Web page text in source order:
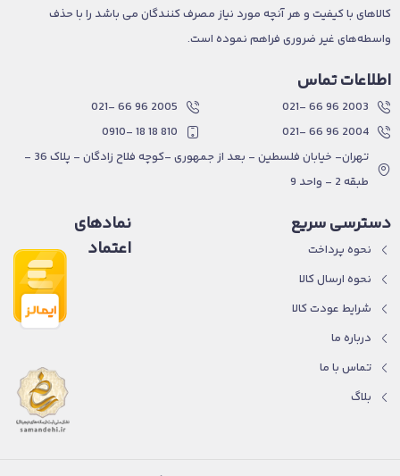
کالاهای با کیفیت و هر آنچه مورد نیاز مصرف کنندگان می باشد را با حذف
واسطه‌های غیر ضروری فراهم نموده است.
اطلاعات تماس
2003 96 66 -021
2004 96 66 -021
2005 96 66 -021
810 18 18 -0910
تهران- خیابان فلسطین - بعد از جمهوری -کوچه فلاح زادگان - پلاک 36 -
طبقه 2 - واحد 9
دسترسی سریع
نحوه پرداخت
نحوه ارسال کالا
شرایط عودت کالا
درباره ما
تماس با ما
بلاگ
نمادهای
اعتماد